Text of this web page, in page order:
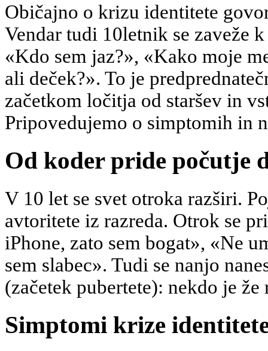
Običajno o krizu identitete
Vendar tudi 10letnik se zaveže
«Kdo sem jaz?», «Kako moje
ali deček?». To je
začetkom ločitja od staršev in
Pripovedujemo o simptomih in
Od koder pride počutje
V 10 let se svet otroka razširi.
avtoritete iz razreda. Otrok se
iPhone, zato sem bogat», «Ne
sem slabec». Tudi se nanjo
(začetek pubertete): nekdo je že
Simptomi krize